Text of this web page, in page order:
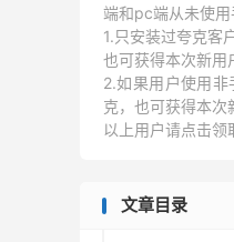
端和pc端从未使用
1.只安装过夸克客
也可获得本次新用
2.如果用户使用
克，也可获得本次
以上用户请点击领
文章目录